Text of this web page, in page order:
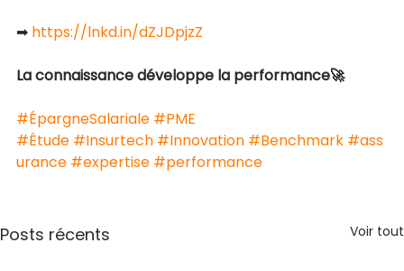
➡ https://lnkd.in/dZJDpjzZ
La connaissance développe la performance🚀
#ÉpargneSalariale #PME
#Étude #Insurtech #Innovation #Benchmark #ass
urance #expertise #performance
Posts récents Voir tout